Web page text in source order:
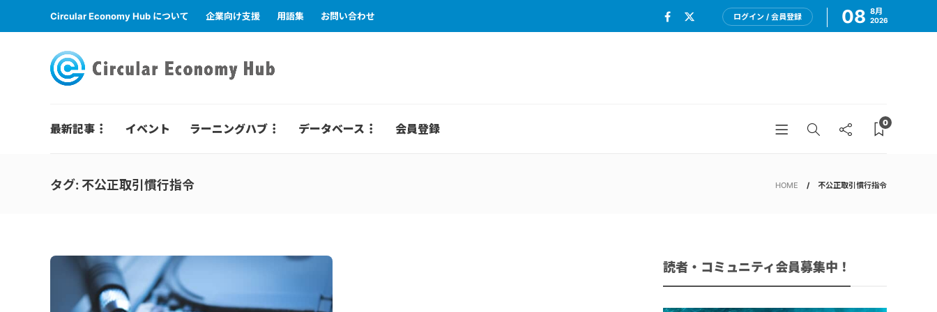
Circular Economy Hub について 企業向け支援 用語集 お問い合わせ ログイン / 会員登録 08 8月
2026
最新記事 イベント ラーニングハブ データベース 会員登録 0
タグ: 不公正取引慣行指令 HOME 不公正取引慣行指令
読者・コミュニティ会員募集中！